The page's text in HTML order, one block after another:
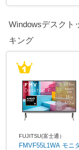
Windowsデスクト
キング
FUJITSU(富士通）
FMVF55L1WA モニ